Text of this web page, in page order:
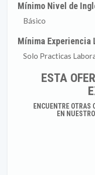
Mínimo Nivel de
Básico
Mínima Experiencia
Solo Practicas
ESTA
ENCUENTRE
EN NUESTRO